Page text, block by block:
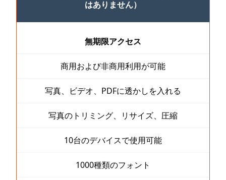
はありません）
無期限アクセス
商用および非商用利用が可能
写真、ビデオ、PDFに透かしを入れる
写真のトリミング、リサイズ、圧縮
10台のデバイスで使用可能
1000種類のフォント